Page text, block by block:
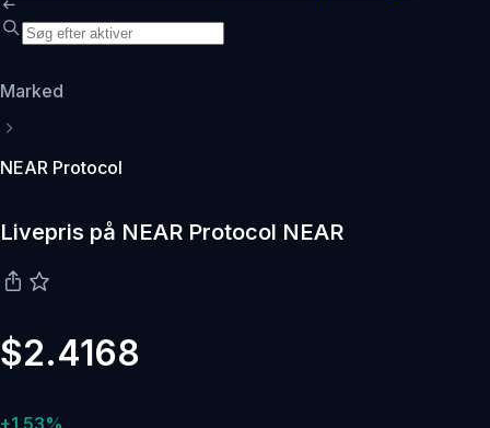
Marked
NEAR Protocol
Livepris på NEAR Protocol NEAR
$2.4168
+1.53%